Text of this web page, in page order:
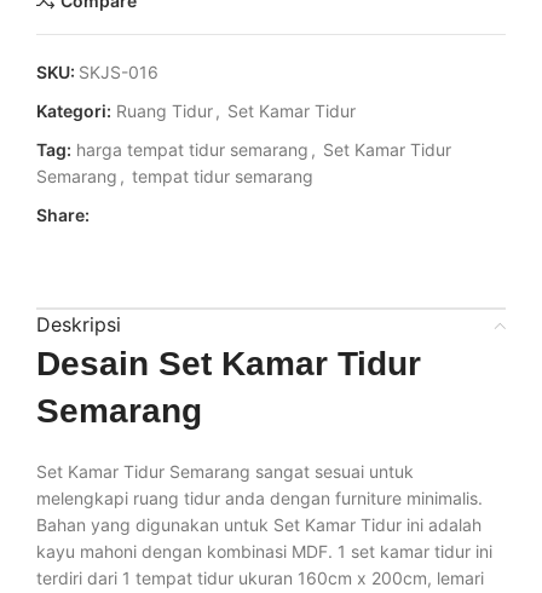
SKU: SKJS-016
Kategori: Ruang Tidur, Set Kamar Tidur
Tag: harga tempat tidur semarang , Set Kamar Tidur
Semarang , tempat tidur semarang
Share:
Deskripsi
Desain Set Kamar Tidur
Semarang
Set Kamar Tidur Semarang sangat sesuai untuk
melengkapi ruang tidur anda dengan furniture minimalis.
Bahan yang digunakan untuk Set Kamar Tidur ini adalah
kayu mahoni dengan kombinasi MDF. 1 set kamar tidur ini
terdiri dari 1 tempat tidur ukuran 160cm x 200cm, lemari